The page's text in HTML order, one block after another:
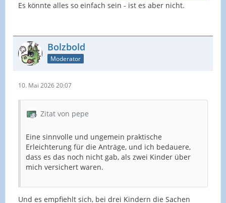
Es könnte alles so einfach sein - ist es aber nicht.
Bolzbold
Moderator
10. Mai 2026 20:07
Zitat von pepe
Eine sinnvolle und ungemein praktische
Erleichterung für die Anträge, und ich bedauere,
dass es das noch nicht gab, als zwei Kinder über
mich versichert waren.
Und es empfiehlt sich, bei drei Kindern die Sachen